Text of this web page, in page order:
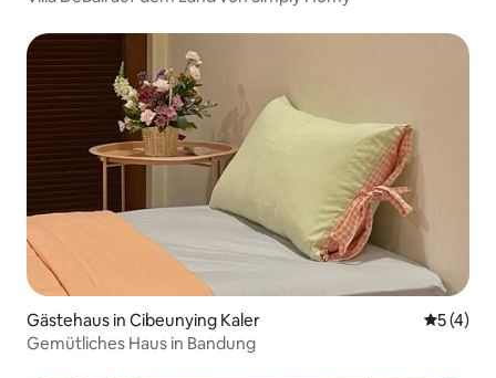
Gästehaus in Cibeunying Kaler
5 (4)
Gemütliches Haus in Bandung